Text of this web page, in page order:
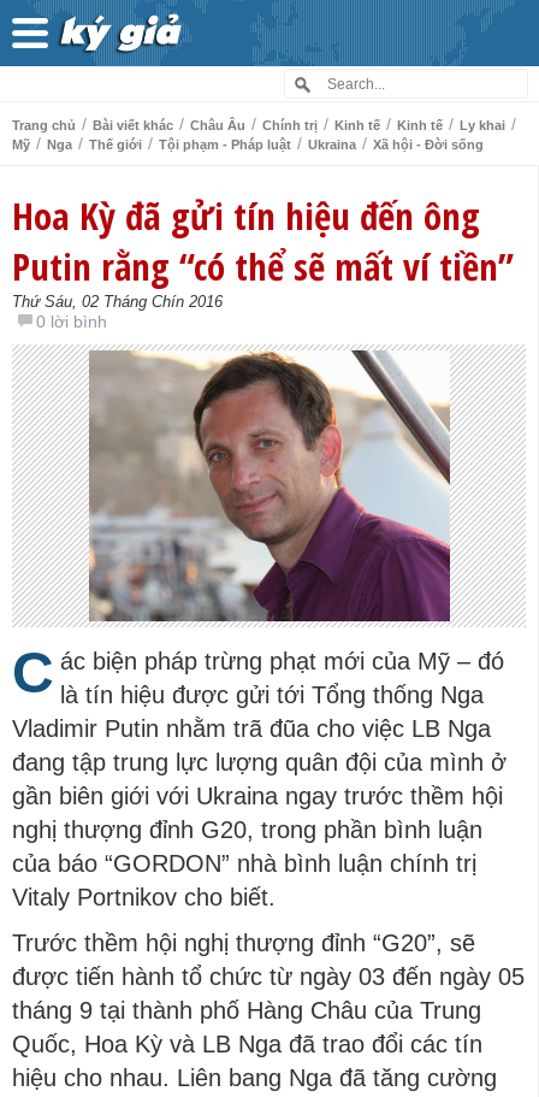
Trang chủ / Bài viết khác / Châu Âu / Chính trị / Kinh tế / Kinh tế / Ly khai /
Mỹ / Nga / Thế giới / Tội phạm - Pháp luật / Ukraina / Xã hội - Đời sống
Hoa Kỳ đã gửi tín hiệu đến ông
Putin rằng “có thể sẽ mất ví tiền”
Thứ Sáu, 02 Tháng Chín 2016
0 lời bình
C ác biện pháp trừng phạt mới của Mỹ – đó
là tín hiệu được gửi tới Tổng thống Nga
Vladimir Putin nhằm trã đũa cho việc LB Nga
đang tập trung lực lượng quân đội của mình ở
gần biên giới với Ukraina ngay trước thềm hội
nghị thượng đỉnh G20, trong phần bình luận
của báo “GORDON” nhà bình luận chính trị
Vitaly Portnikov cho biết.
Trước thềm hội nghị thượng đỉnh “G20”, sẽ
được tiến hành tổ chức từ ngày 03 đến ngày 05
tháng 9 tại thành phố Hàng Châu của Trung
Quốc, Hoa Kỳ và LB Nga đã trao đổi các tín
hiệu cho nhau. Liên bang Nga đã tăng cường